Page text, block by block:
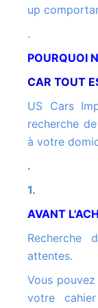
up
.
POURQUOI
CAR TOUT
US Cars Importation est transparent pour la
recherche
à votre
.
1.
AVANT
Recherche du véhicule en fonction de vos
attentes.
Vous pouvez nous confier vos recherches selon
votre